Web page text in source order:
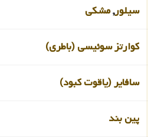
سیلور,مشکی
کوارتز سوئیسی (باطری)
سافایر (یاقوت کبود)
پین بند